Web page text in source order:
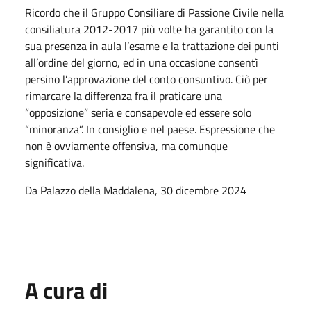
Ricordo che il Gruppo Consiliare di Passione Civile nella
consiliatura 2012-2017 più volte ha garantito con la
sua presenza in aula l’esame e la trattazione dei punti
all’ordine del giorno, ed in una occasione consentì
persino l’approvazione del conto consuntivo. Ciò per
rimarcare la differenza fra il praticare una
“opposizione” seria e consapevole ed essere solo
“minoranza”. In consiglio e nel paese. Espressione che
non è ovviamente offensiva, ma comunque
significativa.
Da Palazzo della Maddalena, 30 dicembre 2024
A cura di